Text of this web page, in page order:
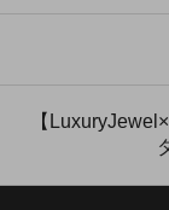
【